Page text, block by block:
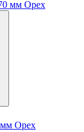
Орех